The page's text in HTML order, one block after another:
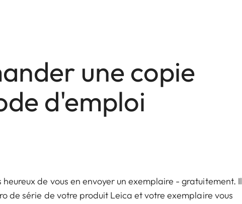
une copie
d'emploi
de vous en envoyer un exemplaire - gratuitement. Il
de série de votre produit Leica et votre exemplaire vous